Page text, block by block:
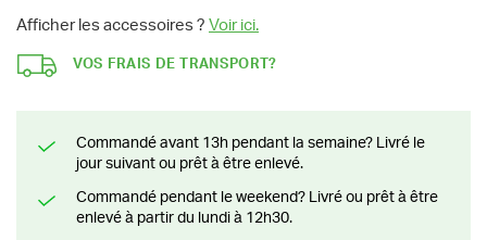
Afficher les accessoires ? Voir ici.
VOS FRAIS DE TRANSPORT?
Commandé avant 13h pendant la semaine? Livré le
jour suivant ou prêt à être enlevé.
Commandé pendant le weekend? Livré ou prêt à être
enlevé à partir du lundi à 12h30.